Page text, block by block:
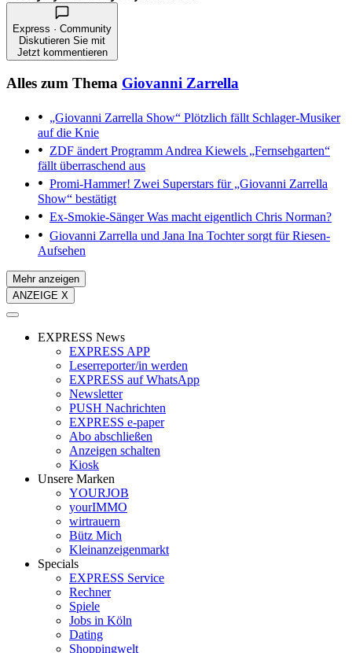
Express · Community
Diskutieren Sie mit
Jetzt kommentieren
Alles zum Thema Giovanni Zarrella
„Giovanni Zarrella Show“ Plötzlich fällt Schlager-Musiker
auf die Knie
ZDF ändert Programm Andrea Kiewels „Fernsehgarten“
fällt überraschend aus
Promi-Hammer! Zwei Superstars für „Giovanni Zarrella
Show“ bestätigt
Ex-Smokie-SängerWas macht eigentlich Chris Norman?
Giovanni Zarrella und Jana Ina Tochter sorgt für Riesen-
Aufsehen
Mehr anzeigen
ANZEIGE X
EXPRESS News
EXPRESS APP
Leserreporter/in werden
EXPRESS auf WhatsApp
Newsletter
PUSH Nachrichten
EXPRESS e-paper
Abo abschließen
Anzeigen schalten
Kiosk
Unsere Marken
YOURJOB
yourIMMO
wirtrauern
Bütz Mich
Kleinanzeigenmarkt
Specials
EXPRESS Service
Rechner
Spiele
Jobs in Köln
Dating
Shoppingwelt